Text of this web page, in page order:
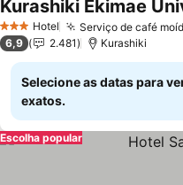
3 EstrelasHotel Serviço de café
Kurashiki Ekimae
6,9 2.481 Kurashiki
Selecione as datas para
exatos.
Escolha popular